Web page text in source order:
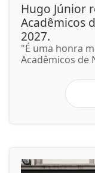
Hugo Júnior
Acadêmicos
2027.
"É uma honra
Acadêmicos de